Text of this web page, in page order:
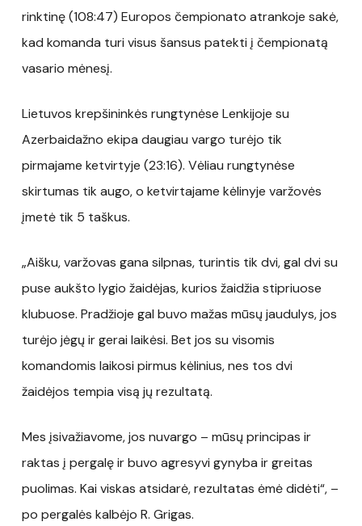
rinktinę (108:47) Europos čempionato atrankoje sakė,
kad komanda turi visus šansus patekti į čempionatą
vasario mėnesį.
Lietuvos krepšininkės rungtynėse Lenkijoje su
Azerbaidažno ekipa daugiau vargo turėjo tik
pirmajame ketvirtyje (23:16). Vėliau rungtynėse
skirtumas tik augo, o ketvirtajame kėlinyje varžovės
įmetė tik 5 taškus.
„Aišku, varžovas gana silpnas, turintis tik dvi, gal dvi su
puse aukšto lygio žaidėjas, kurios žaidžia stipriuose
klubuose. Pradžioje gal buvo mažas mūsų jaudulys, jos
turėjo jėgų ir gerai laikėsi. Bet jos su visomis
komandomis laikosi pirmus kėlinius, nes tos dvi
žaidėjos tempia visą jų rezultatą.
Mes įsivažiavome, jos nuvargo – mūsų principas ir
raktas į pergalę ir buvo agresyvi gynyba ir greitas
puolimas. Kai viskas atsidarė, rezultatas ėmė didėti“, –
po pergalės kalbėjo R. Grigas.